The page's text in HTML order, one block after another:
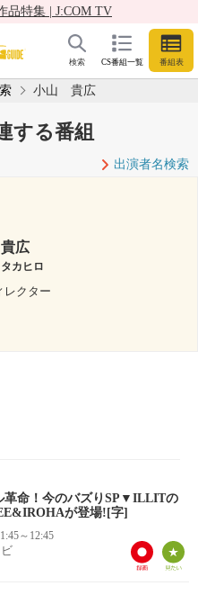
品特集 | J:COM TV
CS番組一覧 番組表
検索
小山 貴広
する番組
出演者名検索
広
カヒロ
レクター
革命！今のバズりSP▼ILLITの
が登場![字]
～12:45